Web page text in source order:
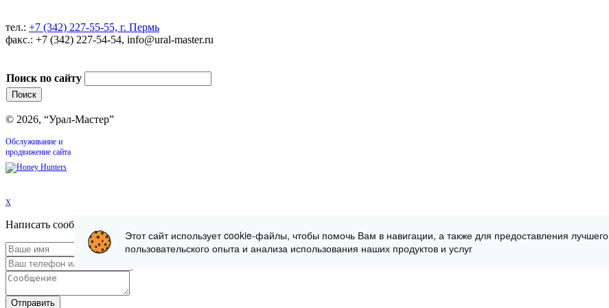
тел.: +7 (342) 227-55-55, г. Пермь
факс.: +7 (342) 227-54-54, info@ural-master.ru
Поиск по сайту
© 2026, “Урал-Мастер”
Обслуживание и
продвижение сайта
x
Написать сообщение
Отправить
Этот сайт использует cookie-файлы, чтобы помочь Вам в навигации, а также для предоставления лучшего
пользовательского опыта и анализа использования наших продуктов и услуг